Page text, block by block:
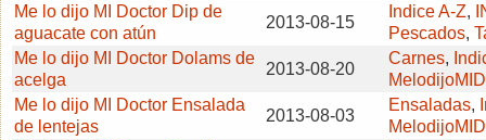
Me lo dijo MI Doctor Dip de
aguacate con atún
2013-08-15
Indice A-Z,
Pescados,
Me lo dijo MI Doctor Dolams de
acelga
2013-08-20
Carnes,
Me lo dijo MI Doctor Ensalada
de lentejas
2013-08-03
Ensaladas,